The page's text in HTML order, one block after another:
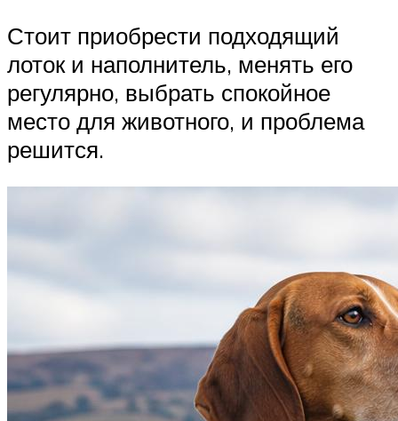
Стоит приобрести подходящий
лоток и наполнитель, менять его
регулярно, выбрать спокойное
место для животного, и проблема
решится.